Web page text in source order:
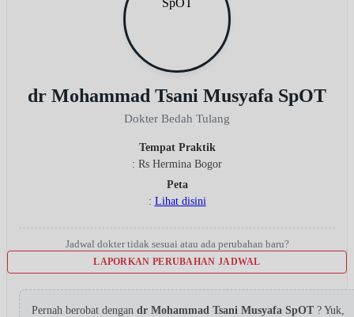
dr Mohammad Tsani Musyafa SpOT
Dokter Bedah Tulang
Tempat Praktik
: Rs Hermina Bogor
Peta
: Lihat disini
Jadwal dokter tidak sesuai atau ada perubahan baru?
LAPORKAN PERUBAHAN JADWAL
Pernah berobat dengan dr Mohammad Tsani Musyafa SpOT ? Yuk,